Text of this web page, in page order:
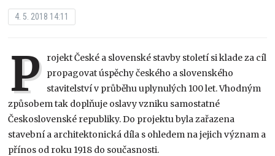
4. 5. 2018 14:11
P rojekt České a slovenské stavby století si klade za cíl
propagovat úspěchy českého a slovenského
stavitelství v průběhu uplynulých 100 let. Vhodným
způsobem tak doplňuje oslavy vzniku samostatné
Československé republiky. Do projektu byla zařazena
stavební a architektonická díla s ohledem na jejich význam a
přínos od roku 1918 do současnosti.